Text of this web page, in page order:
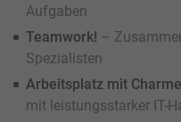
Aufgaben
Teamwork! –
Spezialisten
Arbeitsplatz mit
mit leistungsstarker IT-